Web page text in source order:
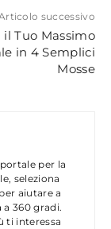
successivo
il Tuo Massimo
in 4 Semplici
Mosse
per la
seleziona
aiutare a
360 gradi.
ti interessa